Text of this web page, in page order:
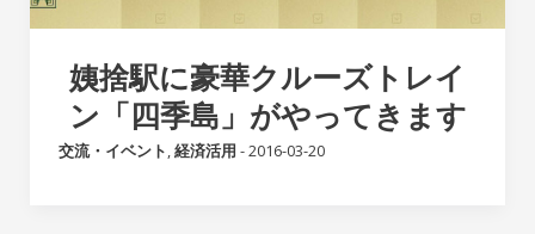
姨捨駅に豪華クルーズトレイ
ン「四季島」がやってきます
交流・イベント,経済活用 -2016-03-20